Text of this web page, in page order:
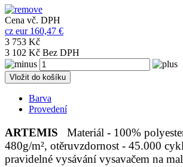
Cena vč. DPH
cz eur 160,47 €
3 753 Kč
3 102 Kč Bez DPH
Vložit do košíku
Barva
Provedení
ARTEMIS
Materiál - 100%
480g/m², otěruvzdornost - 45.000
pravidelné vysávání vysavačem na